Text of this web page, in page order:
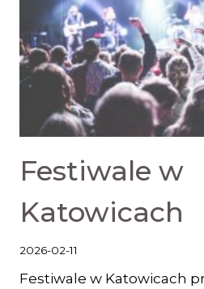
Festiwale w
Katowicach
2026-02-11
Festiwale w Katowicach